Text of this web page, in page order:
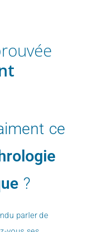
ce
?
parler de